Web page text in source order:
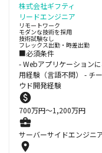
株式会社ギフティ
リードエンジニア
リモートワーク
モダンな技術を採用
技術試験なし
フレックス出勤・時差出勤
■必須条件
- Webアプリケーション
用経験（言語不問） - チ
ウド開発経験
700万円〜1,200万円
サーバーサイドエンジニ